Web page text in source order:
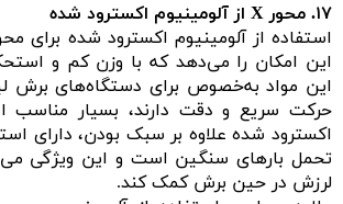
۱۷. محور
این امکان را می‌دهد که با وزن کم و
این مواد به‌خصوص برای دستگاه‌های برش
حرکت سریع و دقت دارند، بسیار مناسب
اکسترود شده علاوه بر سبک بودن، دارای
تحمل بارهای سنگین است و این ویژگی
لرزش در حین برش کمک کند.